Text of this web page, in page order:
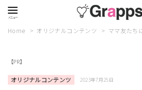
Home オリジナルコンテンツ ママ友たち
【PR】
オリジナルコンテンツ 2023年7月25日